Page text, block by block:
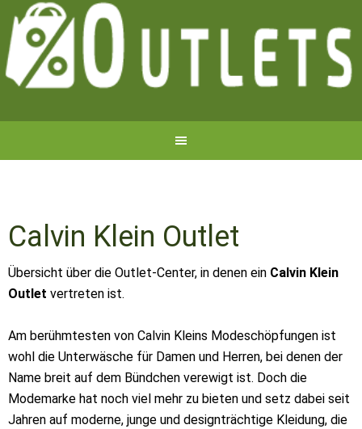
Calvin Klein Outlet
Übersicht über die Outlet-Center, in denen ein Calvin Klein
Outlet vertreten ist.
Am berühmtesten von Calvin Kleins Modeschöpfungen ist
wohl die Unterwäsche für Damen und Herren, bei denen der
Name breit auf dem Bündchen verewigt ist. Doch die
Modemarke hat noch viel mehr zu bieten und setz dabei seit
Jahren auf moderne, junge und designträchtige Kleidung, die